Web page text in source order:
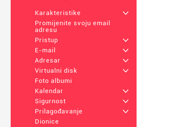
Karakteristike
+
Promijenite svoju email
adresu
Pristup
+
E-mail
+
Adresar
+
Virtualni disk
+
Foto albumi
Kalendar
+
Sigurnost
+
Prilagođavanje
+
Dionice